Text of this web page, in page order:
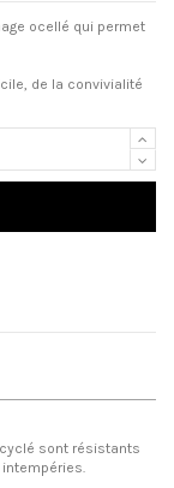
ocellé qui permet
de la convivialité
sont résistants